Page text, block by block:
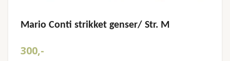
Mario Conti strikket genser/ Str. M
300,-